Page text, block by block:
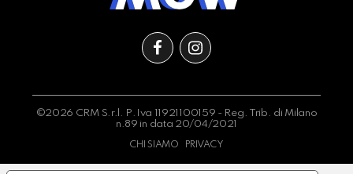
©2026 CRM S.r.l. P.Iva 11921100159 - Reg. Trib. di Milano
n.89 in data 20/04/2021
CHI SIAMO PRIVACY